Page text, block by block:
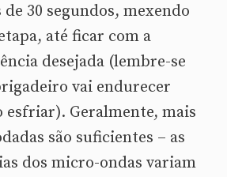
de 30 segundos, mexendo
até ficar com a
desejada (lembre-se
vai endurecer
esfriar). Geralmente, mais
são suficientes – as
dos micro-ondas variam